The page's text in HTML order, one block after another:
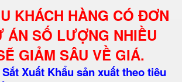
KHÁCH HÀNG CÓ ĐƠN
ÁN SỐ LƯỢNG NHIỀU
GIẢM SÂU VỀ GIÁ.
Xuất Khẩu sản xuất theo tiêu